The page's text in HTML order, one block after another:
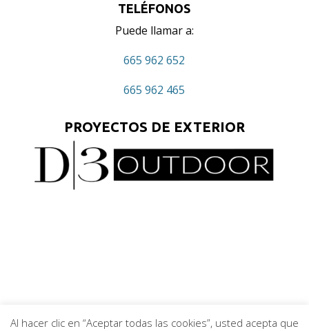
TELÉFONOS
Puede llamar a:
665 962 652
665 962 465
PROYECTOS DE EXTERIOR
Al hacer clic en “Aceptar todas las cookies”, usted acepta que